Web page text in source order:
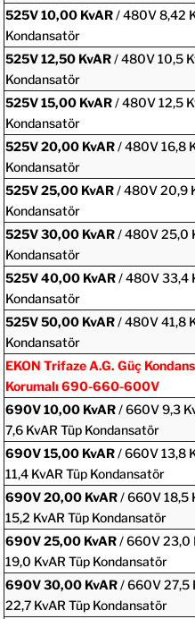
525V 10,00 KvAR/ 480V 8,42
Kondansatör
525V 12,50 KvAR/ 480V 10,5
Kondansatör
525V 15,00 KvAR/ 480V 12,5
Kondansatör
525V 20,00 KvAR/ 480V 16,8
Kondansatör
525V 25,00 KvAR/ 480V 20,9
Kondansatör
525V 30,00 KvAR/ 480V 25,0
Kondansatör
525V 40,00 KvAR/ 480V 33,4
Kondansatör
525V 50,00 KvAR/ 480V 41,8
Kondansatör
EKON Trifaze A.G. Güç
Korumalı 690-660-600V
690V 10,00 KvAR/ 660V 9,3
7,6 KvAR Tüp Kondansatör
690V 15,00 KvAR/ 660V 13,8
11,4 KvAR Tüp Kondansatör
690V 20,00 KvAR/ 660V 18,5
15,2 KvAR Tüp Kondansatör
690V 25,00 KvAR/ 660V 23,0
19,0 KvAR Tüp Kondansatör
690V 30,00 KvAR/ 660V 27,5
22,7 KvAR Tüp Kondansatör